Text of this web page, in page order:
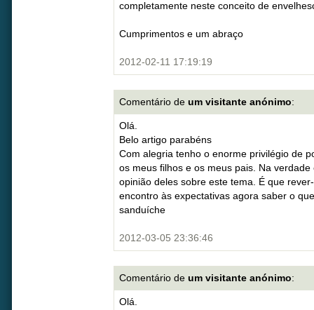
completamente neste conceito de
Cumprimentos e um abraço
2012-02-11 17:19:19
Comentário de um visitante anónimo:
Olá.
Belo artigo parabéns
Com alegria tenho o enorme privilégio de
os meus filhos e os meus pais. Na
opinião deles sobre este tema. É que
encontro às expectativas agora saber o
sanduíche
2012-03-05 23:36:46
Comentário de um visitante anónimo:
Olá.